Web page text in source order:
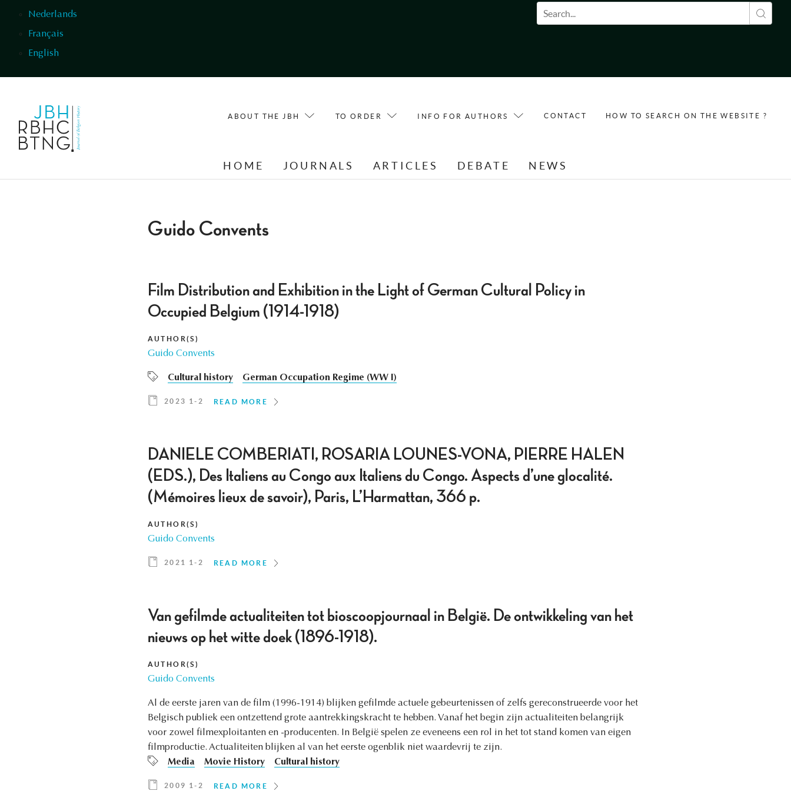
Nederlands
Français
English
Search form
ABOUT THE JBH TO ORDER INFO FOR AUTHORS CONTACT HOW TO SEARCH ON THE WEBSITE ?
HOME JOURNALS ARTICLES DEBATE NEWS
Guido Convents
Film Distribution and Exhibition in the Light of German Cultural Policy in
Occupied Belgium (1914-1918)
AUTHOR(S)
Guido Convents
Cultural history German Occupation Regime (WW I)
2023 1-2 READ MORE
DANIELE COMBERIATI, ROSARIA LOUNES-VONA, PIERRE HALEN
(EDS.), Des Italiens au Congo aux Italiens du Congo. Aspects d’une glocalité.
(Mémoires lieux de savoir), Paris, L’Harmattan, 366 p.
AUTHOR(S)
Guido Convents
2021 1-2 READ MORE
Van gefilmde actualiteiten tot bioscoopjournaal in België. De ontwikkeling van het
nieuws op het witte doek (1896-1918).
AUTHOR(S)
Guido Convents
Al de eerste jaren van de film (1996-1914) blijken gefilmde actuele gebeurtenissen of zelfs gereconstrueerde voor het
Belgisch publiek een ontzettend grote aantrekkingskracht te hebben. Vanaf het begin zijn actualiteiten belangrijk
voor zowel filmexploitanten en -producenten. In België spelen ze eveneens een rol in het tot stand komen van eigen
filmproductie. Actualiteiten blijken al van het eerste ogenblik niet waardevrij te zijn.
Media
Movie History Cultural history
2009 1-2 READ MORE